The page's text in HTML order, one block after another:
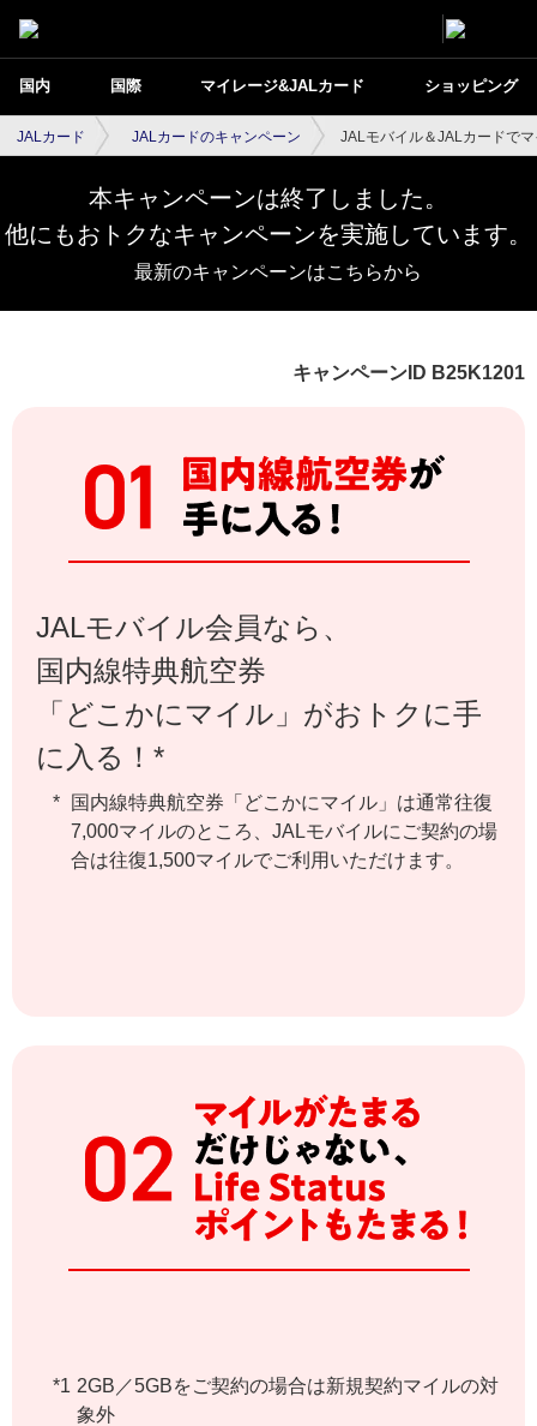
国内 国際 マイレージ&JALカード ショッピング
JALカード JALカードのキャンペーン JALモバイル＆JALカードで
本キャンペーンは終了しました。
他にもおトクなキャンペーンを実施しています。
最新のキャンペーンはこちらから
キャンペーンID B25K1201
JALモバイル会員なら、
国内線特典航空券
「どこかにマイル」がおトクに手
に入る！*
国内線特典航空券「どこかにマイル」は通常往復
7,000マイルのところ、JALモバイルにご契約の場
合は往復1,500マイルでご利用いただけます。
2GB／5GBをご契約の場合は新規契約マイルの対
象外